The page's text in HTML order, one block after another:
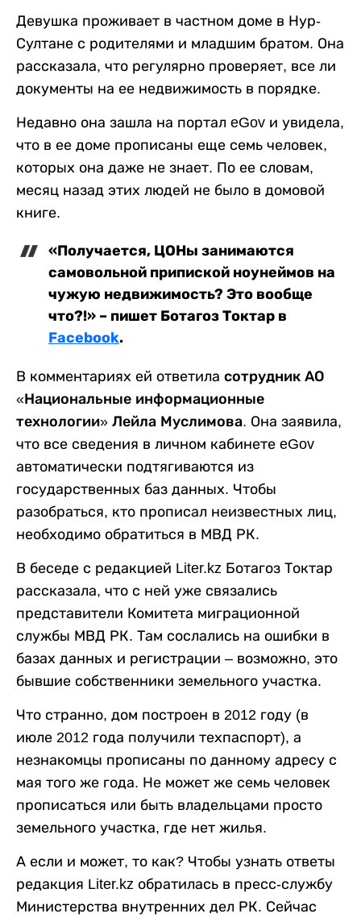
Девушка проживает в частном доме в Нур-
Султане с родителями и младшим братом. Она
рассказала, что регулярно проверяет, все ли
документы на ее недвижимость в порядке.
Недавно она зашла на портал eGov и увидела,
что в ее доме прописаны еще семь человек,
которых она даже не знает. По ее словам,
месяц назад этих людей не было в домовой
книге.
«Получается, ЦОНы занимаются
самовольной припиской ноунеймов на
чужую недвижимость? Это вообще
что?!» – пишет Ботагоз Токтар в
Facebook.
В комментариях ей ответила сотрудник АО
«Национальные информационные
технологии» Лейла Муслимова. Она заявила,
что все сведения в личном кабинете eGov
автоматически подтягиваются из
государственных баз данных. Чтобы
разобраться, кто прописал неизвестных лиц,
необходимо обратиться в МВД РК.
В беседе с редакцией Liter.kz Ботагоз Токтар
рассказала, что с ней уже связались
представители Комитета миграционной
службы МВД РК. Там сослались на ошибки в
базах данных и регистрации – возможно, это
бывшие собственники земельного участка.
Что странно, дом построен в 2012 году (в
июле 2012 года получили техпаспорт), а
незнакомцы прописаны по данному адресу с
мая того же года. Не может же семь человек
прописаться или быть владельцами просто
земельного участка, где нет жилья.
А если и может, то как? Чтобы узнать ответы
редакция Liter.kz обратилась в пресс-службу
Министерства внутренних дел РК. Сейчас